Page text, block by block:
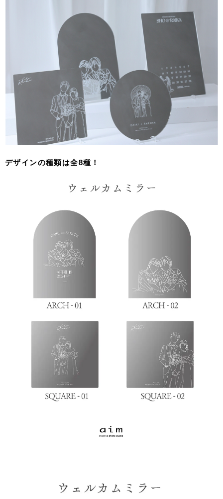
デザインの種類は全8種！